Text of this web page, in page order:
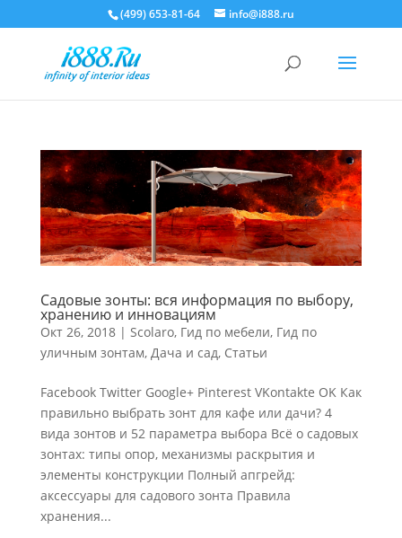
(499) 653-81-64 info@i888.ru
Садовые зонты: вся информация по выбору,
хранению и инновациям
Окт 26, 2018| Scolaro, Гид по мебели, Гид по
уличным зонтам, Дача и сад, Статьи
Facebook Twitter Google+ Pinterest VKontakte OK Как
правильно выбрать зонт для кафе или дачи? 4
вида зонтов и 52 параметра выбора Всё о садовых
зонтах: типы опор, механизмы раскрытия и
элементы конструкции Полный апгрейд:
аксессуары для садового зонта Правила
хранения...